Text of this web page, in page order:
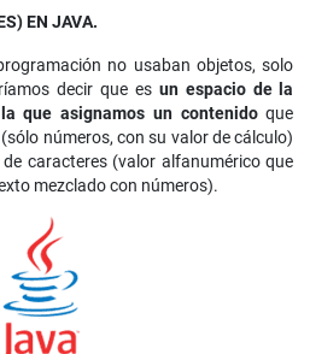
EN JAVA.
no usaban objetos, solo
decir que es un espacio de la
que asignamos un contenidoque
números, con su valor de cálculo)
caracteres (valor alfanumérico que
mezclado con números).